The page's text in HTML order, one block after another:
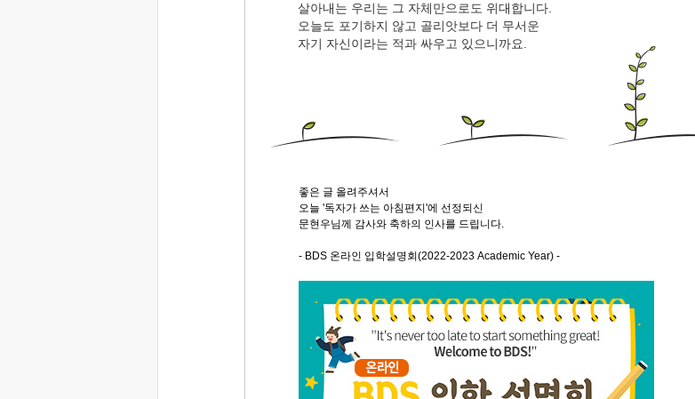
살아내는 우리는 그 자체만으로도 위대합니다.
오늘도 포기하지 않고 골리앗보다 더 무서운
자기 자신이라는 적과 싸우고 있으니까요.
좋은 글 올려주셔서
오늘 '독자가 쓰는 아침편지'에 선정되신
문현우님께 감사와 축하의 인사를 드립니다.
- BDS 온라인 입학설명회(2022-2023 Academic Year) -